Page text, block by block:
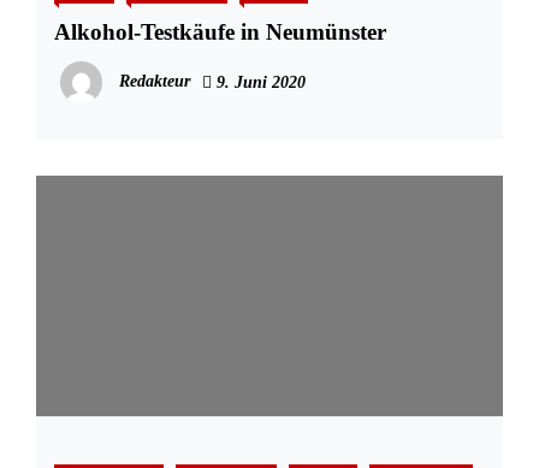
Alkohol-Testkäufe in Neumünster
Redakteur 9. Juni 2020